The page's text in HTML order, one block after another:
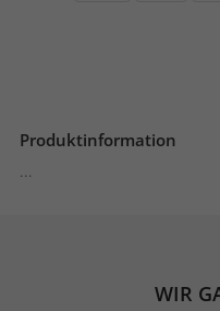
Produktinformation
...
WIR